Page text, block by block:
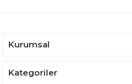
Kurumsal
Kategoriler